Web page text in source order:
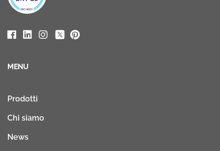
MENU
Prodotti
Chi siamo
News